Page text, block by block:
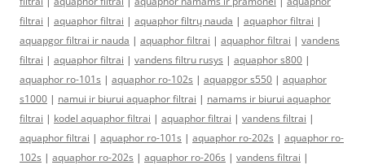
filtrai | aquaphor filtrai | aquaphor filtrų nauda | aquaphor filtrai |
aquapgor filtrai ir nauda | aquaphor filtrai | aquaphor filtrai | vandens
filtrai | aquaphor filtrai | vandens filtru rusys | aquaphor s800 |
aquaphor ro-101s | aquaphor ro-102s | aquapgor s550 | aquaphor
s1000 | namui ir biurui aquaphor filtrai | namams ir biurui aquaphor
filtrai | kodel aquaphor filtrai | aquaphor filtrai | vandens filtrai |
aquaphor filtrai | aquaphor ro-101s | aquaphor ro-202s | aquaphor ro-
102s | aquaphor ro-202s | aquaphor ro-206s | vandens filtrai |